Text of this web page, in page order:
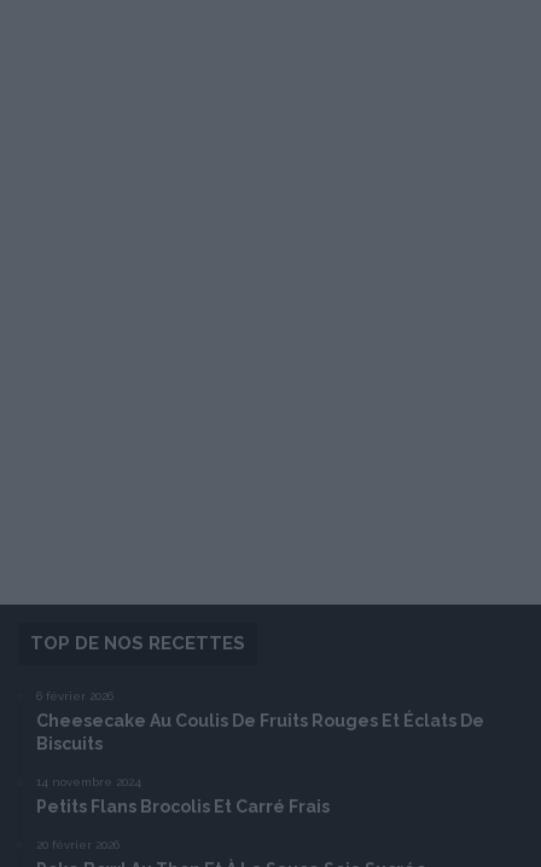
TOP DE NOS RECETTES
6 février 2026
Cheesecake Au Coulis De Fruits Rouges Et Éclats De
Biscuits
14 novembre 2024
Petits Flans Brocolis Et Carré Frais
20 février 2026